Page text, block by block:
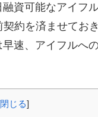
資可能なアイフ
約を済ませてお
速、アイフルへ
閉じる]